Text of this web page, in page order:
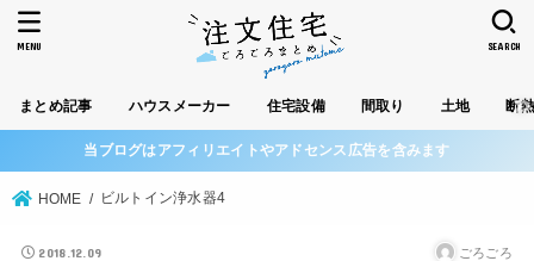
まとめ記事 ハウスメーカー 住宅設備 間取り 土地 断
SEARCH
MENU
当ブログはアフィリエイトやアドセンス広告を含みます
HOME ビルトイン浄水器4
2018.12.09 ごろごろ